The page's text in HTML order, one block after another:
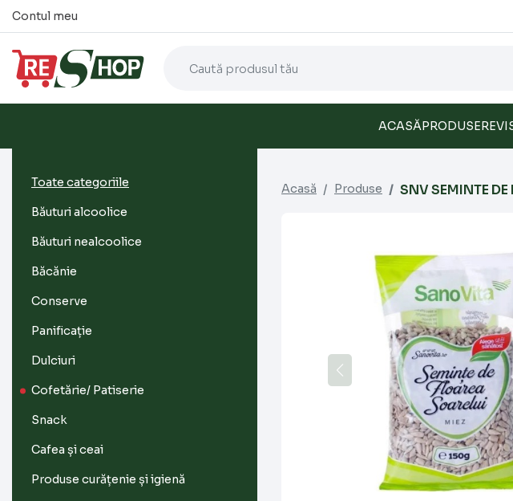
Contul meu
ACASĂPRODUSE
Toate categoriile
Băuturi alcoolice
Băuturi nealcoolice
Băcănie
Conserve
Panificație
Dulciuri
Cofetărie/ Patiserie
Snack
Cafea și ceai
Produse curățenie și igienă
Acasă Produse
SNV SEMINTE